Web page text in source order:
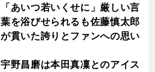
「あいつ若いくせに」厳しい言
葉を浴びせられるも佐藤慎太郎
が貫いた誇りとファンへの思い
宇野昌磨は本田真凜とのアイス